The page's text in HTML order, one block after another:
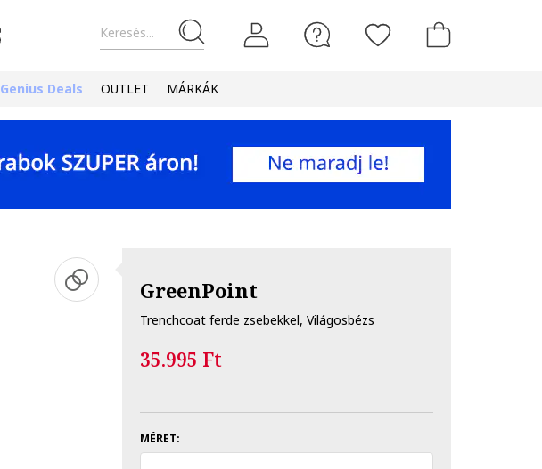
Keresés...
Genius Deals OUTLET MÁRKÁK
GreenPoint
Trenchcoat ferde zsebekkel, Világosbézs
35.995 Ft
MÉRET: